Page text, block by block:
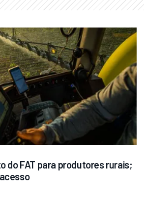
do FAT para produtores rurais;